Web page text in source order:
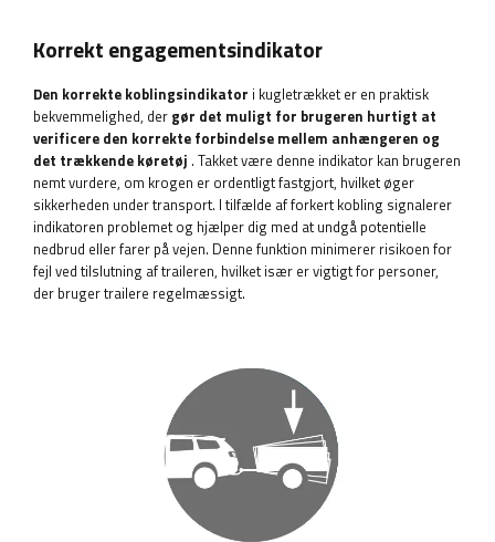
Korrekt engagementsindikator
Den korrekte koblingsindikator i kugletrækket er en praktisk
bekvemmelighed, der gør det muligt for brugeren hurtigt at
verificere den korrekte forbindelse mellem anhængeren og
det trækkende køretøj . Takket være denne indikator kan brugeren
nemt vurdere, om krogen er ordentligt fastgjort, hvilket øger
sikkerheden under transport. I tilfælde af forkert kobling signalerer
indikatoren problemet og hjælper dig med at undgå potentielle
nedbrud eller farer på vejen. Denne funktion minimerer risikoen for
fejl ved tilslutning af traileren, hvilket især er vigtigt for personer,
der bruger trailere regelmæssigt.